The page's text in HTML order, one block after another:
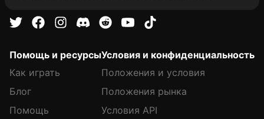
Помощь и ресурсы
Как играть
Блог
Помощь
Условия и конфиденциальность
Положения и условия
Положения рынка
Условия API